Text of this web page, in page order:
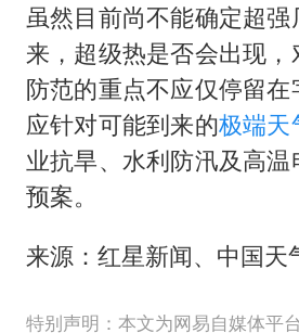
虽然目前尚不能确定超
来，超级热是否会出现，
防范的重点不应仅停留
应针对可能到来的极端天
业抗旱、水利防汛及高
预案。
来源：红星新闻、中国天
特别声明：本文为网易自媒体平